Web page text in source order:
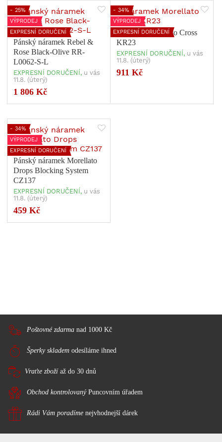
- 25%
VÝPRODEJ
EXPRESNÍ DORUČENÍ
Pánský náramek Rebel &
Rose Black-Olive RR-
L0062-S-L
EXPRESNÍ DORUČENÍ, u vás
11.8. (úterý)
1 806 Kč
- 34%
VÝPRODEJ
EXPRESNÍ DORUČENÍ
Náramek Morellato Cross
KR23
EXPRESNÍ DORUČENÍ, u vás
11.8. (úterý)
911 Kč
- 34%
VÝPRODEJ
EXPRESNÍ DORUČENÍ
Pánský náramek Morellato
Drops Blocking System
CZ137
EXPRESNÍ DORUČENÍ, u vás
11.8. (úterý)
459 Kč
Poštovné zdarma nad 1000 Kč
Šperky skladem odesíláme ihned
Vraťte zbožíaž do 30 dnů
Obchod kontrolovanýPuncovním úřadem
Rádi Vám poradíme nejvhodnejší dárek